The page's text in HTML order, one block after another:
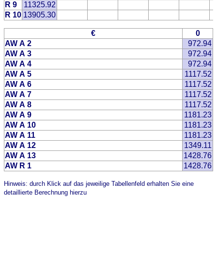
R 9
11325.92
R 10 13905.30
€
0
AW A 2
972.94
AW A 3
972.94
AW A 4
972.94
AW A 5
1117.52
AW A 6
1117.52
AW A 7
1117.52
AW A 8
1117.52
AW A 9
1181.23
AW A 10
1181.23
AW A 11
1181.23
AW A 12
1349.11
AW A 13
1428.76
AW R 1
1428.76
Hinweis: durch Klick auf das jeweilige Tabellenfeld erhalten Sie eine
detaillierte Berechnung hierzu